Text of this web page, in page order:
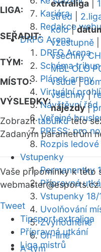
Kariéra
Redakce webu
DRFG Arena
DRFG Arena
Schéma tribun
Plánek areny
Virtuální
Návštěvní řád
Veřejné
PRESS: pro
Rozpis
Vstupenky
Permanentky
Přípravná
Vstupenky 18/
Uvolňování
Zvýhodněné
On-line
A-tým
LIGA:
extraliga
střed
SEŘADIT:
kolo|
vzestupně
TÝM:
všechny
MBL OLO
MÍSTO:
všude|
VÝSLEDKY:
všechny|
nájezdy|
Zobrazittabulkutéto
Zadaným parametrům
Vaše připomínky k této
webmaster@esports.cz.
Tweet
Tipsport extraliga
Přípravná utkání
Liga mistrů